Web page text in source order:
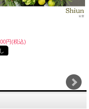
円(税込)